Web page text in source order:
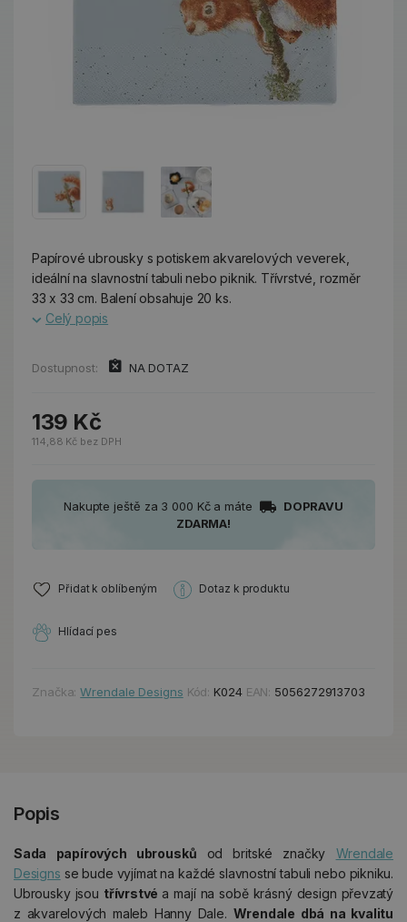
Papírové ubrousky s potiskem akvarelových veverek,
ideální na slavnostní tabuli nebo piknik. Třívrstvé, rozměr
33 x 33 cm. Balení obsahuje 20 ks.
Celý popis
Dostupnost: NA DOTAZ
139 Kč
114,88 Kč bez DPH
Nakupte ještě za 3 000 Kč a máte
DOPRAVU
ZDARMA!
Přidat k oblíbeným Dotaz k produktu
Hlídací pes
Značka:Wrendale Designs Kód: K024 EAN: 5056272913703
Popis
Sada papírových ubrousků od britské značky Wrendale
Designs se bude vyjímat na každé slavnostní tabuli nebo pikniku.
Ubrousky jsou třívrstvé a mají na sobě krásný design převzatý
z akvarelových maleb Hanny Dale. Wrendale dbá na kvalitu